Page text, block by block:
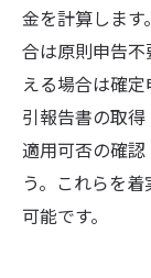
金を計算しま
合は原則申告
える場合は確
引報告書の取
適用可否の確
う。これらを
可能です。